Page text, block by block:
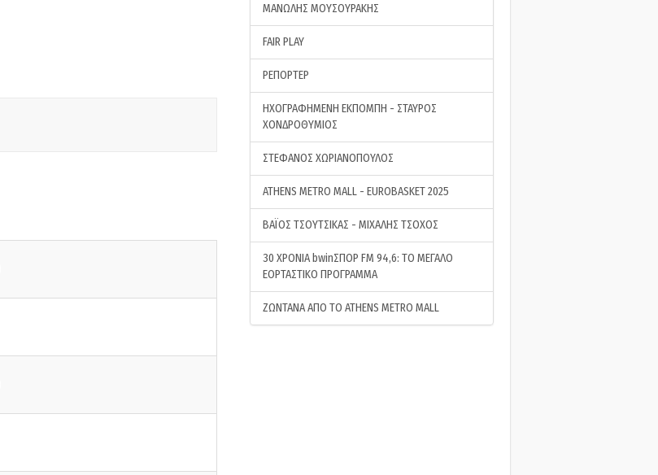
ΜΑΝΩΛΗΣ ΜΟΥΣΟΥΡΑΚΗΣ
FAIR PLAY
ΡΕΠΟΡΤΕΡ
ΗΧΟΓΡΑΦΗΜΕΝΗ ΕΚΠΟΜΠΗ - ΣΤΑΥΡΟΣ
ΧΟΝΔΡΟΘΥΜΙΟΣ
ΣΤΕΦΑΝΟΣ ΧΩΡΙΑΝΟΠΟΥΛΟΣ
ATHENS METRO MALL - EUROBASKET 2025
ΒΑΪΟΣ ΤΣΟΥΤΣΙΚΑΣ - ΜΙΧΑΛΗΣ ΤΣΟΧΟΣ
30 ΧΡΟΝΙΑ bwinΣΠΟΡ FM 94,6: ΤΟ ΜΕΓΑΛΟ
ΕΟΡΤΑΣΤΙΚΟ ΠΡΟΓΡΑΜΜΑ
ΖΩΝΤΑΝΑ ΑΠΟ ΤΟ ATHENS METRO MALL